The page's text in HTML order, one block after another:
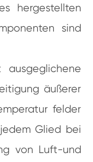
hergestellten
sind
äußerer
felder
Glied bei
von Luft-und